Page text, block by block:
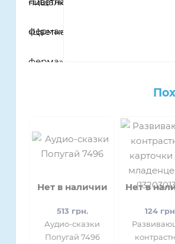
Нет в наличии
513 грн.
Аудио-сказки
Попугай 7496
Нет в
124